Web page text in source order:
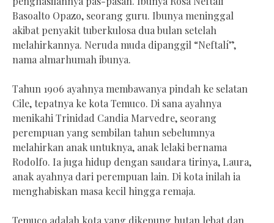
Basoalto Opazo, seorang guru. Ibunya meninggal
akibat penyakit tuberkulosa dua bulan setelah
melahirkannya. Neruda muda dipanggil “Neftalí”,
nama almarhumah ibunya.
Tahun 1906 ayahnya membawanya pindah ke selatan
Cile, tepatnya ke kota Temuco. Di sana ayahnya
menikahi Trinidad Candia Marvedre, seorang
perempuan yang sembilan tahun sebelumnya
melahirkan anak untuknya, anak lelaki bernama
Rodolfo. Ia juga hidup dengan saudara tirinya, Laura,
anak ayahnya dari perempuan lain. Di kota inilah ia
menghabiskan masa kecil hingga remaja.
Temuco adalah kota yang dikepung hutan lebat dan